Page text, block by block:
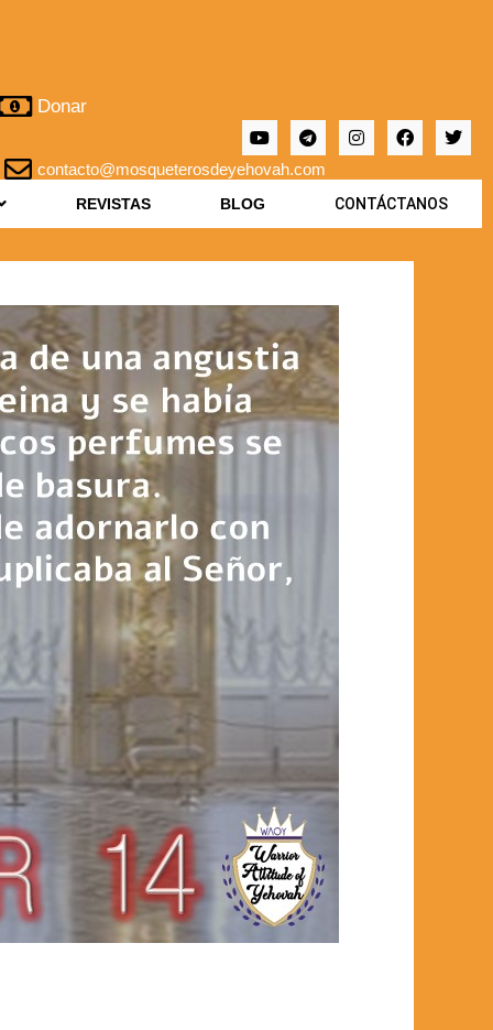
Donar
contacto@mosqueterosdeyehovah.com
REVISTAS BLOG CONTÁCTANOS